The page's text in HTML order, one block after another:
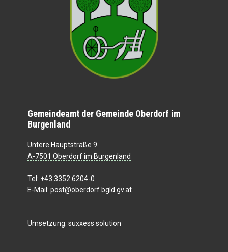
Gemeindeamt der Gemeinde Oberdorf im
Burgenland
Untere Hauptstraße 9
A-7501 Oberdorf im Burgenland
Tel: +43 3352 6204-0
E-Mail: post@oberdorf.bgld.gv.at
Umsetzung: suxxess solution